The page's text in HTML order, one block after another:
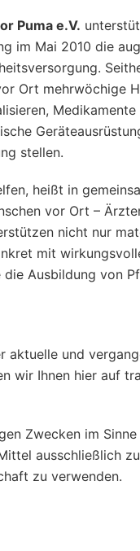
Puma e.V.
im Mai 2010 die
Ort mehrwöchige
Medikamente
stellen.
heißt in
vor Ort –
nicht nur
mit
die Ausbildung von
und
wir Ihnen hier auf
Zwecken im
ausschließlich
zu verwenden.